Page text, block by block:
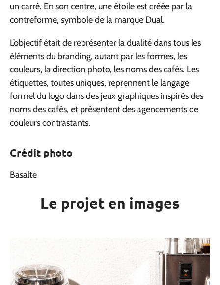
un carré. En son centre, une étoile est créée par la
contreforme, symbole de la marque Dual.
L’objectif était de représenter la dualité dans tous les
éléments du branding, autant par les formes, les
couleurs, la direction photo, les noms des cafés. Les
étiquettes, toutes uniques, reprennent le langage
formel du logo dans des jeux graphiques inspirés des
noms des cafés, et présentent des agencements de
couleurs contrastants.
Crédit photo
Basalte
Le projet en images